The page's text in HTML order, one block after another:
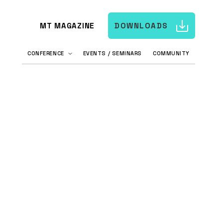
DOWNLOADS
MT MAGAZINE
CONFERENCE EVENTS / SEMINARS COMMUNITY